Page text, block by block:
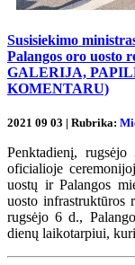
Susisiekimo
Palangos oro uosto
GALERIJA,
KOMENTARU)
2021 09 03 | Rubrika:
Penktadienį,
oficialioje
uostų ir Palangos
uosto infrastruktūros
rugsėjo 6 d.,
dienų laikotarpiui,